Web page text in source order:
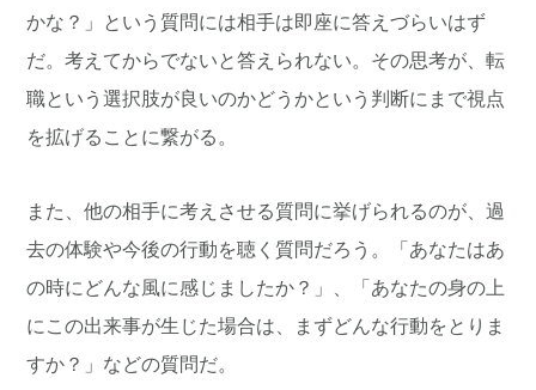
かな？」という質問には相手は即座に答えづらいはず
だ。考えてからでないと答えられない。その思考が、転
職という選択肢が良いのかどうかという判断にまで視点
を拡げることに繋がる。
また、他の相手に考えさせる質問に挙げられるのが、過
去の体験や今後の行動を聴く質問だろう。「あなたはあ
の時にどんな風に感じましたか？」、「あなたの身の上
にこの出来事が生じた場合は、まずどんな行動をとりま
すか？」などの質問だ。